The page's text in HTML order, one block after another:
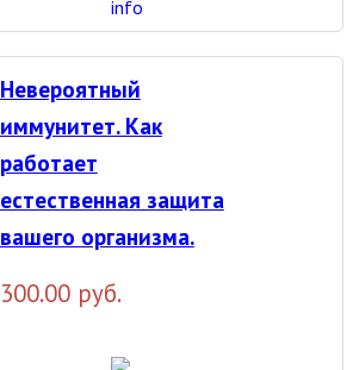
Невероятный
иммунитет. Как
работает
естественная защита
вашего организма.
300.00 руб.